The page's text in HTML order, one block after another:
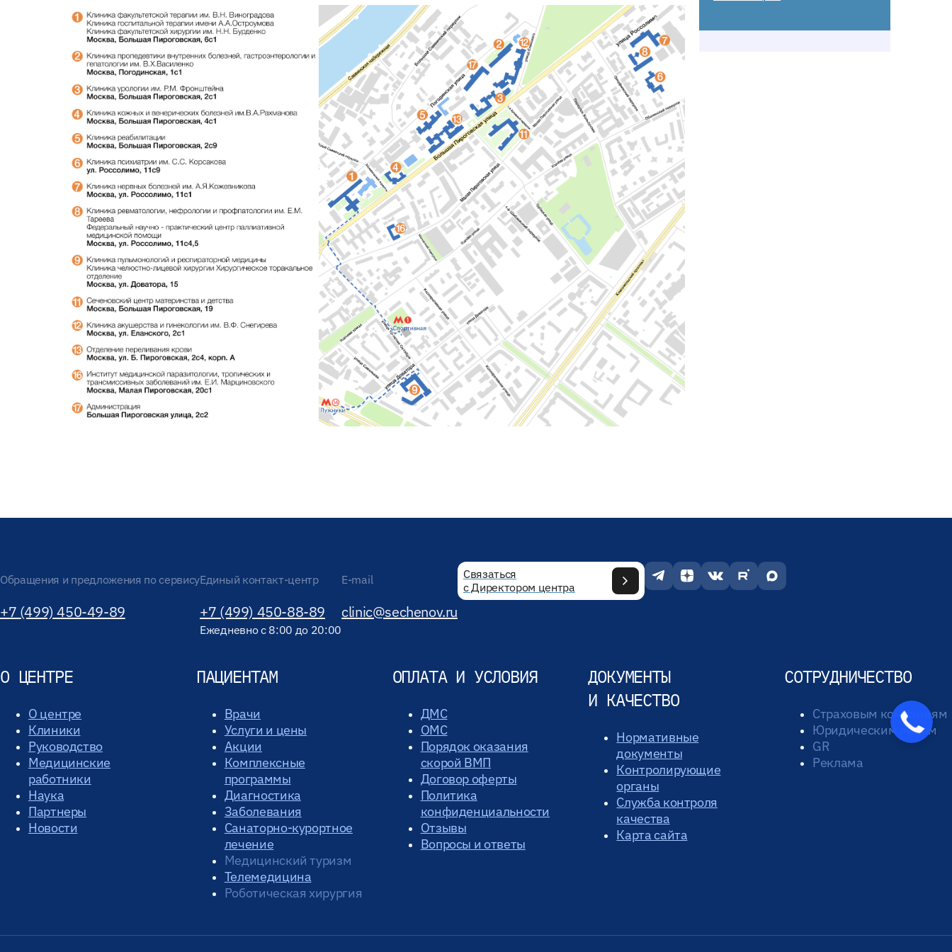
Обращения и предложения по сервису
+7 (499) 450-49-89
Единый контакт-центр
+7 (499) 450-88-89
Ежедневно с 8:00 до 20:00
E-mail
clinic@sechenov.ru
Связаться
с Директором центра
О ЦЕНТРЕ
О центре
Клиники
Руководство
Медицинские
работники
Наука
Партнеры
Новости
ПАЦИЕНТАМ
Врачи
Услуги и цены
Акции
Комплексные
программы
Диагностика
Заболевания
Санаторно-курортное
лечение
Медицинский туризм
Телемедицина
Роботическая хирургия
ОПЛАТА И УСЛОВИЯ
ДМС
ОМС
Порядок оказания
скорой ВМП
Договор оферты
Политика
конфиденциальности
Отзывы
Вопросы и ответы
ДОКУМЕНТЫ
И КАЧЕСТВО
Нормативные
документы
Контролирующие
органы
Служба контроля
качества
Карта сайта
СОТРУДНИЧЕСТВО
Страховым компаниям
Юридическим лицам
GR
Реклама
Закажите
звонок